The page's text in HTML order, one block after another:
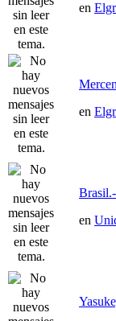
en
en
Brasil.-
en